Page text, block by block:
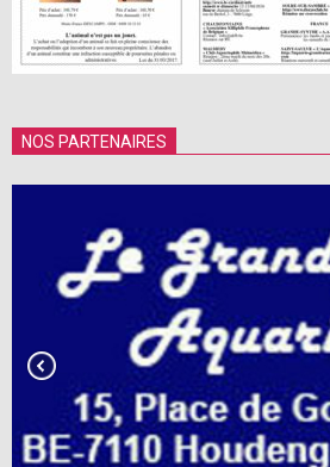
NOS PARTENAIRES